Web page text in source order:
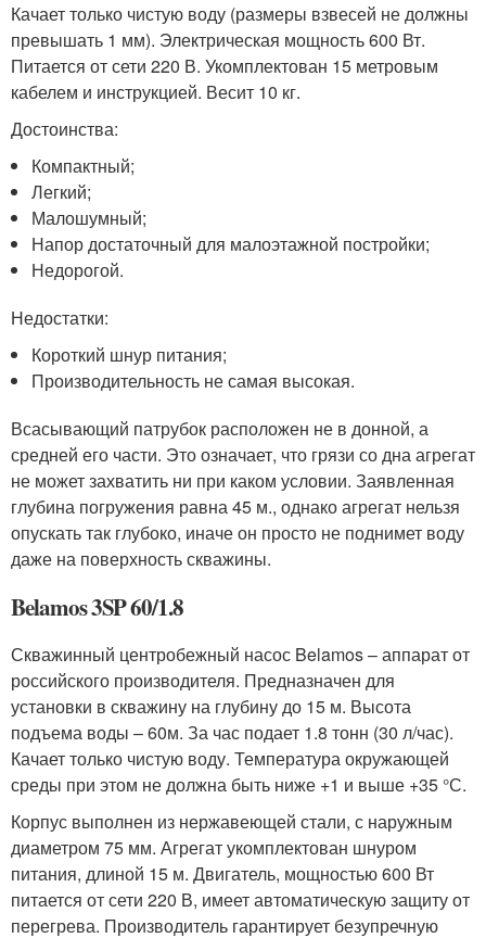
Качает только чистую воду (размеры взвесей не должны
превышать 1 мм). Электрическая мощность 600 Вт.
Питается от сети 220 В. Укомплектован 15 метровым
кабелем и инструкцией. Весит 10 кг.
Достоинства:
Компактный;
Легкий;
Малошумный;
Напор достаточный для малоэтажной постройки;
Недорогой.
Недостатки:
Короткий шнур питания;
Производительность не самая высокая.
Всасывающий патрубок расположен не в донной, а
средней его части. Это означает, что грязи со дна агрегат
не может захватить ни при каком условии. Заявленная
глубина погружения равна 45 м., однако агрегат нельзя
опускать так глубоко, иначе он просто не поднимет воду
даже на поверхность скважины.
Belamos 3SP 60/1.8
Скважинный центробежный насос Belamos – аппарат от
российского производителя. Предназначен для
установки в скважину на глубину до 15 м. Высота
подъема воды – 60м. За час подает 1.8 тонн (30 л/час).
Качает только чистую воду. Температура окружающей
среды при этом не должна быть ниже +1 и выше +35 °С.
Корпус выполнен из нержавеющей стали, с наружным
диаметром 75 мм. Агрегат укомплектован шнуром
питания, длиной 15 м. Двигатель, мощностью 600 Вт
питается от сети 220 В, имеет автоматическую защиту от
перегрева. Производитель гарантирует безупречную